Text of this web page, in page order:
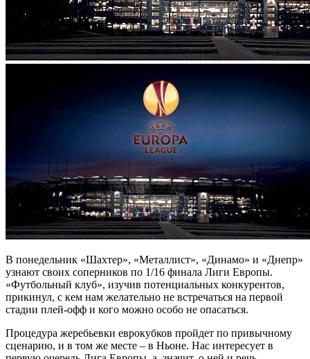
В понедельник «Шахтер», «Металлист», «Динамо» и «Днепр»
узнают своих соперников по 1/16 финала Лиги Европы.
«Футбольный клуб», изучив потенциальных конкурентов,
прикинул, с кем нам желательно не встречаться на первой
стадии плей-офф и кого можно особо не опасаться.
Процедура жеребьевки еврокубков пройдет по привычному
сценарию, и в том же месте – в Ньоне. Нас интересует в